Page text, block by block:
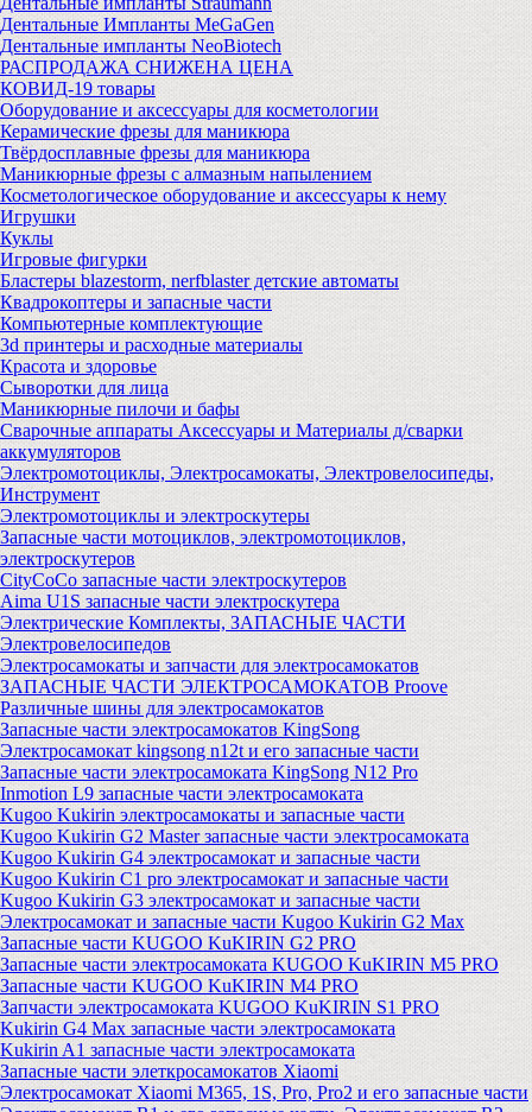
Дентальные Импланты MeGaGen
Дентальные импланты NeoBiotech
РАСПРОДАЖА СНИЖЕНА ЦЕНА
КОВИД-19 товары
Оборудование и аксессуары для косметологии
Керамические фрезы для маникюра
Твёрдосплавные фрезы для маникюра
Маникюрные фрезы с алмазным напылением
Косметологическое оборудование и аксессуары к нему
Игрушки
Куклы
Игровые фигурки
Бластеры blazestorm, nerfblaster детские автоматы
Квадрокоптеры и запасные части
Компьютерные комплектующие
3d принтеры и расходные материалы
Красота и здоровье
Сыворотки для лица
Маникюрные пилочи и бафы
Сварочные аппараты Аксессуары и Материалы д/сварки
аккумуляторов
Электромотоциклы, Электросамокаты, Электровелосипеды,
Инструмент
Электромотоциклы и электроскутеры
Запасные части мотоциклов, электромотоциклов,
электроскутеров
CityCoCo запасные части электроскутеров
Aima U1S запасные части электроскутера
Электрические Комплекты, ЗАПАСНЫЕ ЧАСТИ
Электровелосипедов
Электросамокаты и запчасти для электросамокатов
ЗАПАСНЫЕ ЧАСТИ ЭЛЕКТРОСАМОКАТОВ Proove
Различные шины для электросамокатов
Запасные части электросамокатов KingSong
Электросамокат kingsong n12t и его запасные части
Запасные части электросамоката KingSong N12 Pro
Inmotion L9 запасные части электросамоката
Kugoo Kukirin электросамокаты и запасные части
Kugoo Kukirin G2 Master запасные части электросамоката
Kugoo Kukirin G4 электросамокат и запасные части
Kugoo Kukirin C1 pro электросамокат и запасные части
Kugoo Kukirin G3 электросамокат и запасные части
Электросамокат и запасные части Kugoo Kukirin G2 Max
Запасные части KUGOO KuKIRIN G2 PRO
Запасные части электросамоката KUGOO KuKIRIN M5 PRO
Запасные части KUGOO KuKIRIN M4 PRO
Запчасти электросамоката KUGOO KuKIRIN S1 PRO
Kukirin G4 Max запасные части электросамоката
Kukirin A1 запасные части электросамоката
Запасные части элеткросамокатов Xiaomi
Электросамокат Xiaomi M365, 1S, Pro, Pro2 и его запасные части